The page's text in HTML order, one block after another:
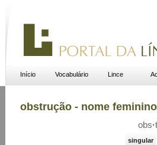
Início Vocabulário Lince
obstrução - nome feminino
obs·
singular